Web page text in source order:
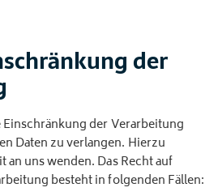
der
Einschränkung der Verarbeitung
Daten zu verlangen. Hierzu
an uns wenden. Das Recht auf
besteht in folgenden Fällen: